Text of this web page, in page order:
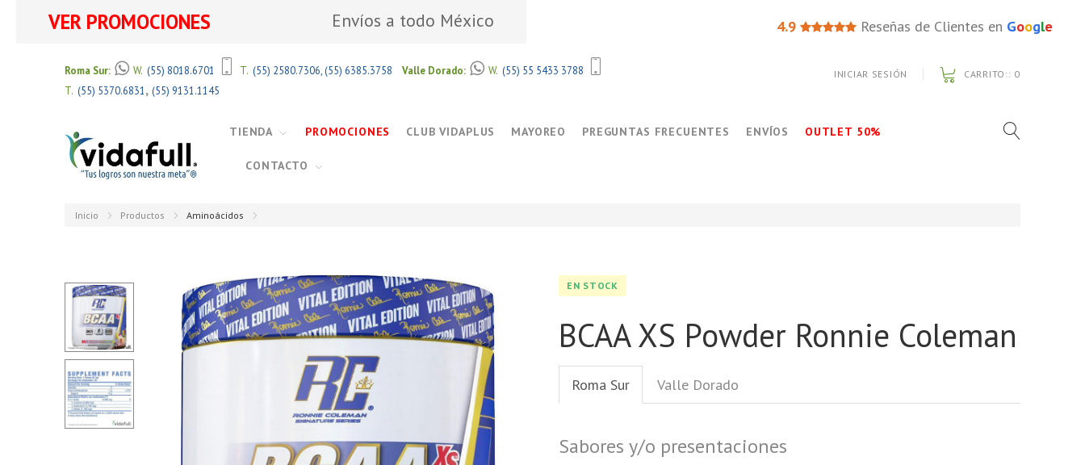
VER PROMOCIONES Envíos a todo México 4.9 Reseñas de Clientes en Google
Roma Sur: W. (55) 8018.6701 T. (55) 2580.7306 (55) 6385.3758 Valle Dorado: W. (55) 55 5433 3788
T. (55) 5370.6831 , (55) 9131.1145
INICIAR SESIÓN CARRITO:: 0
TIENDA PROMOCIONES CLUB VIDAPLUS MAYOREO PREGUNTAS FRECUENTES ENVÍOS OUTLET 50%
CONTACTO
Inicio Productos Aminoácidos
EN STOCK
BCAA XS Powder Ronnie Coleman
Roma Sur Valle Dorado
Sabores y/o presentaciones